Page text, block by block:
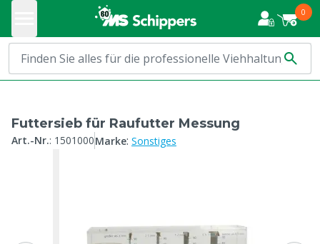
0
Futtersieb für Raufutter Messung
Art.-Nr.: 1501000Marke: Sonstiges